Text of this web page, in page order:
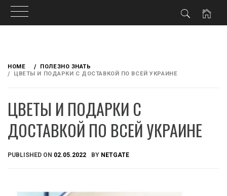
content
HOME
ПОЛЕЗНО ЗНАТЬ
ЦВЕТЫ И ПОДАРКИ С ДОСТАВКОЙ ПО ВСЕЙ УКРАИНЕ
ЦВЕТЫ И ПОДАРКИ С
ДОСТАВКОЙ ПО ВСЕЙ УКРАИНЕ
PUBLISHED ON 02.05.2022 BY NETGATE